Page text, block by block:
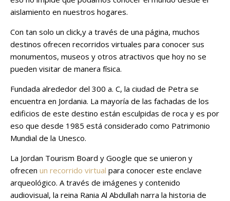
aislamiento en nuestros hogares.
Con tan solo un click,y a través de una página, muchos
destinos ofrecen recorridos virtuales para conocer sus
monumentos, museos y otros atractivos que hoy no se
pueden visitar de manera física.
Fundada alrededor del 300 a. C, la ciudad de Petra se
encuentra en Jordania. La mayoría de las fachadas de los
edificios de este destino están esculpidas de roca y es por
eso que desde 1985 está considerado como Patrimonio
Mundial de la Unesco.
La Jordan Tourism Board y Google que se unieron y
ofrecen un recorrido virtual para conocer este enclave
arqueológico. A través de imágenes y contenido
audiovisual, la reina Rania Al Abdullah narra la historia de